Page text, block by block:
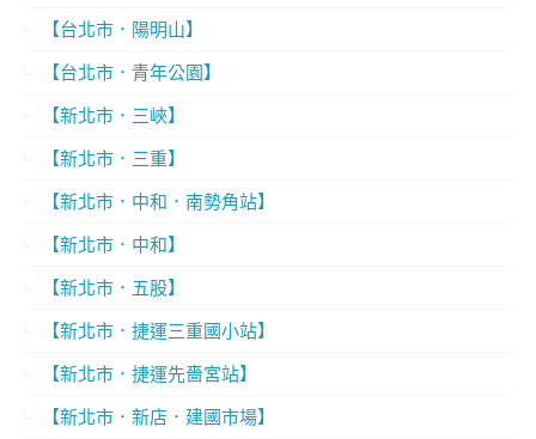
【台北市．陽明山】
【台北市．青年公園】
【新北市．三峽】
【新北市．三重】
【新北市．中和．南勢角站】
【新北市．中和】
【新北市．五股】
【新北市．捷運三重國小站】
【新北市．捷運先嗇宮站】
【新北市．新店．建國市場】